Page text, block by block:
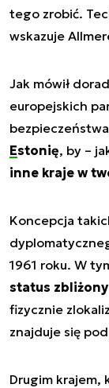
tego zrobić.
wskazuje
Jak mówił
europejskich
Estonię, by –
inne kraje w
Koncepcja
1961 roku. W
status
fizycznie
znajduje się
Drugim krajem,